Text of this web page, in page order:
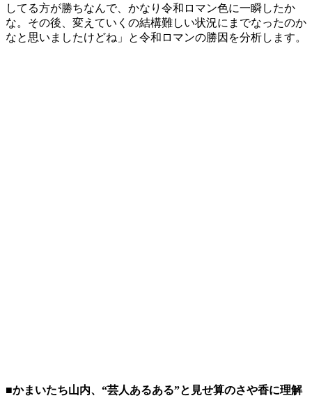
してる方が勝ちなんで、かなり令和ロマン色に一瞬したか
な。その後、変えていくの結構難しい状況にまでなったのか
なと思いましたけどね」と令和ロマンの勝因を分析します。
■かまいたち山内、“芸人あるある”と見せ算のさや香に理解